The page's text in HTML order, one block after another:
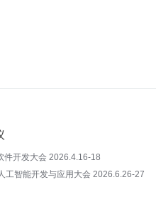
件开发大会 2026.4.16-18
工智能开发与应用大会 2026.6.26-27